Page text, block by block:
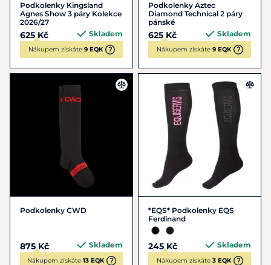
Podkolenky Kingsland
Agnes Show 3 páry Kolekce
2026/27
625 Kč Skladem
Nákupem získáte 9 EQK
Podkolenky Aztec
Diamond Technical 2 páry
pánské
625 Kč Skladem
Nákupem získáte 9 EQK
Podkolenky CWD
875 Kč Skladem
Nákupem získáte 13 EQK
*EQS* Podkolenky EQS
Ferdinand
245 Kč Skladem
Nákupem získáte 3 EQK